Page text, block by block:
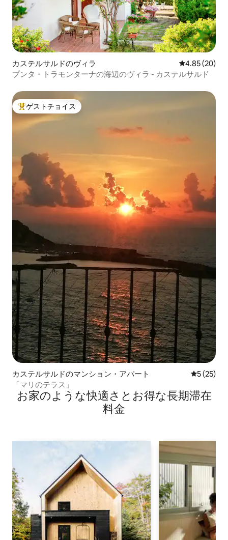
カステルサルドのヴィラ レビュー20
4.85 (20)
プンタ・トラモンターナの海辺のヴィラ - カステルサルド
大好評のゲストチョイスです。
ゲストチョイス
カステルサルドのマンション・アパート レビュー
5 (25)
「マリのテラス」
お家のような快⁠適⁠さ⁠とお⁠得⁠な長⁠期⁠滞⁠在
料⁠金